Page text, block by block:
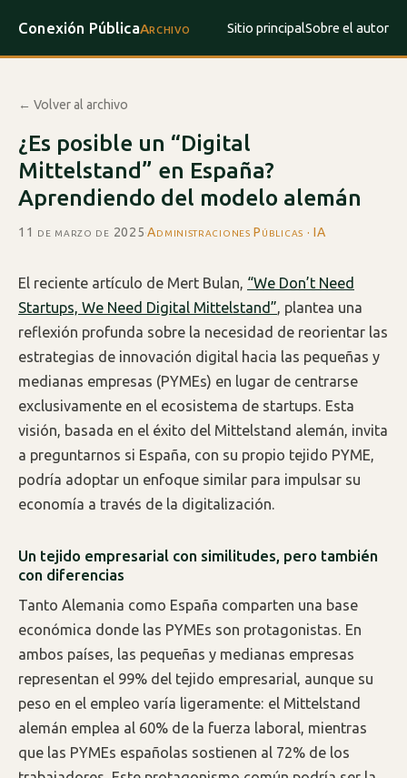
Conexión PúblicaArchivo Sitio principalSobre el autor
← Volver al archivo
¿Es posible un “Digital
Mittelstand” en España?
Aprendiendo del modelo alemán
11 de marzo de 2025·Administraciones Públicas · IA
El reciente artículo de Mert Bulan, “We Don’t Need
Startups, We Need Digital Mittelstand”, plantea una
reflexión profunda sobre la necesidad de reorientar las
estrategias de innovación digital hacia las pequeñas y
medianas empresas (PYMEs) en lugar de centrarse
exclusivamente en el ecosistema de startups. Esta
visión, basada en el éxito del Mittelstand alemán, invita
a preguntarnos si España, con su propio tejido PYME,
podría adoptar un enfoque similar para impulsar su
economía a través de la digitalización.
Un tejido empresarial con similitudes, pero también
con diferencias
Tanto Alemania como España comparten una base
económica donde las PYMEs son protagonistas. En
ambos países, las pequeñas y medianas empresas
representan el 99% del tejido empresarial, aunque su
peso en el empleo varía ligeramente: el Mittelstand
alemán emplea al 60% de la fuerza laboral, mientras
que las PYMEs españolas sostienen al 72% de los